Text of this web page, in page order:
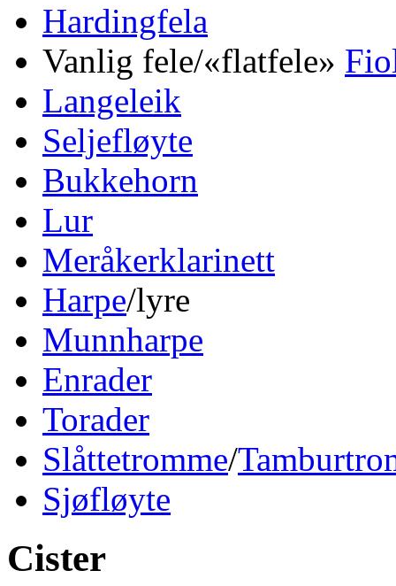
Hardingfela
Vanlig fele/«flatfele»
Langeleik
Seljefløyte
Bukkehorn
Lur
Meråkerklarinett
Harpe/lyre
Munnharpe
Enrader
Torader
Slåttetromme/
Sjøfløyte
Cister